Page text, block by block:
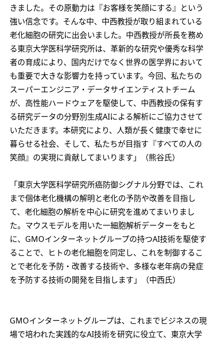
きました。その原動力は『お客様を笑顔にする』という
強い信念です。そんな中、中西教授が取り組まれている
老化細胞の研究に出会いました。中西教授が所長を務め
る東京大学医科学研究所は、革新的な研究や優秀な科学
者の育成により、国内だけでなく世界の医学界において
も重要で大きな影響力を持っています。今回、私たちの
スーパーエンジニア・データサイエンティストチーム
が、高性能ハードウェアを駆使して、中西教授の保有す
る研究データの分野別生成AIによる解析にご協力させて
いただきます。本研究により、人類が長く健康で幸せに
暮らせる社会、そして、私たちが目指す『すべての人の
笑顔』の実現に貢献してまいります」（熊谷氏）
「東京大学医科学研究所癌防御シグナル分野では、これ
まで個体老化機構の解明と老化の予防や改善を目指し
て、老化細胞の解析を中心に研究を進めてまいりまし
た。マウスモデルを用いた一細胞解析データーをもと
に、GMOインターネットグループの持つAI技術を駆使す
ることで、ヒトの老化細胞を同定し、これを制御するこ
とで老化を予防・改善する技術や、多様な老年病の発症
を予防する技術の開発を目指します」（中西氏）
GMOインターネットグループは、これまでビジネスの現
場で培われた実践的なAI技術を研究に役立て、東京大学